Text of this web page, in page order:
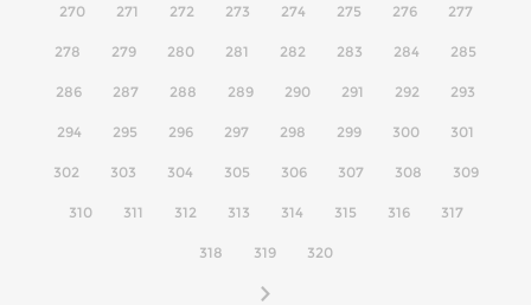
270 271 272 273 274 275 276 277
278 279 280 281 282 283 284 285
286 287 288 289 290 291 292 293
294 295 296 297 298 299 300 301
302 303 304 305 306 307 308 309
310 311 312 313 314 315 316 317
318 319 320